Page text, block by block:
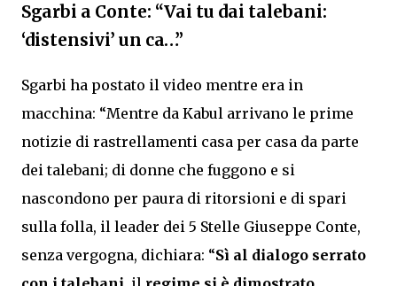
Sgarbi a Conte: “Vai tu dai talebani:
‘distensivi’ un ca…”
Sgarbi ha postato il video mentre era in
macchina: “Mentre da Kabul arrivano le prime
notizie di rastrellamenti casa per casa da parte
dei talebani; di donne che fuggono e si
nascondono per paura di ritorsioni e di spari
sulla folla, il leader dei 5 Stelle Giuseppe Conte,
senza vergogna, dichiara: “Sì al dialogo serrato